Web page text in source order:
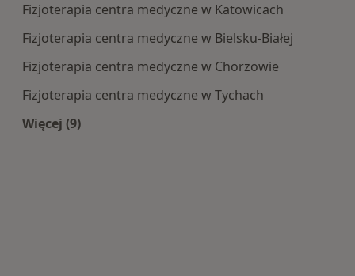
Fizjoterapia centra medyczne w Katowicach
Fizjoterapia centra medyczne w Bielsku-Białej
Fizjoterapia centra medyczne w Chorzowie
Fizjoterapia centra medyczne w Tychach
Więcej (9)